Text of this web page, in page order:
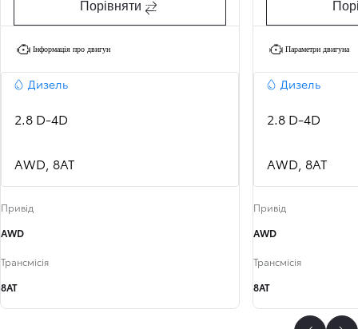
Порівняти
Інформація про двигун
Дизель
2.8 D-4D
AWD, 8AT
Привід
AWD
Трансмісія
8AT
Параметри двигуна
Дизель
2.8 D-4D
AWD, 8AT
Привід
AWD
Трансмісія
8AT